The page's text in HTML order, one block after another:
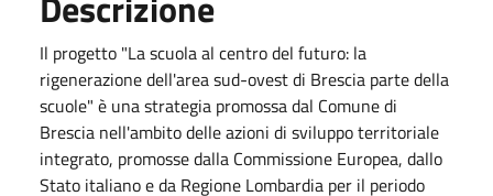
Il progetto "La scuola al centro del futuro: la
rigenerazione dell'area sud-ovest di Brescia parte della
scuole" è una strategia promossa dal Comune di
Brescia nell'ambito delle azioni di sviluppo territoriale
integrato, promosse dalla Commissione Europea, dallo
Stato italiano e da Regione Lombardia per il periodo